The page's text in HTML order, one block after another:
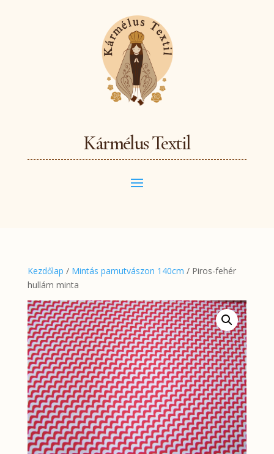
Kármélus Textil
Kezdőlap / Mintás pamutvászon 140cm / Piros-fehér
hullám minta